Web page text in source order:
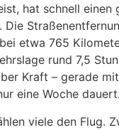
hat schnell einen
Die
etwa 765
rund 7,5
Kraft – gerade
eine Woche dauert.
viele den Flug.